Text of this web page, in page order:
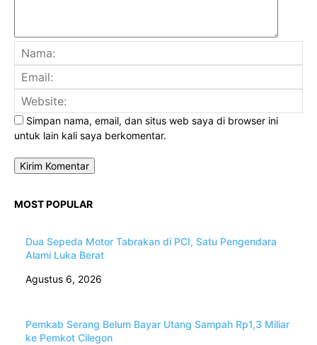
Simpan nama, email, dan situs web saya di browser ini
untuk lain kali saya berkomentar.
MOST POPULAR
Dua Sepeda Motor Tabrakan di PCI, Satu Pengendara
Alami Luka Berat
Agustus 6, 2026
Pemkab Serang Belum Bayar Utang Sampah Rp1,3 Miliar
ke Pemkot Cilegon